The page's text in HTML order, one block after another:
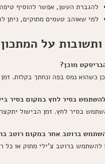
להגברת העשן, אפשר להוסיף
למי שאוהב טעמים מתוקים, ניתן
על המתכון
מוכן?
כשהוא נמס בפה ונחתך בקלות.
בסיר לחץ במקום בסיר
בסיר לחץ. זמן הבישול יתקצר לכ-1.5
ברוטב אחר במקום רוטב
להשתמש ברוטב צ'ילי מתוק או כל